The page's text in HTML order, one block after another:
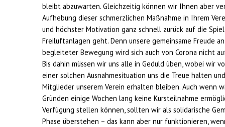
bleibt abzuwarten. Gleichzeitig können wir Ihnen aber
Aufhebung dieser schmerzlichen Maßnahme in Ihrem
und höchster Motivation ganz schnell zurück auf die
Freiluftanlagen geht. Denn unsere gemeinsame Freude
begleiteter Bewegung wird sich auch von Corona nicht
Bis dahin müssen wir uns alle in Geduld üben, wobei wir
einer solchen Ausnahmesituation uns die Treue halten
Mitglieder unserem Verein erhalten bleiben. Auch wenn
Gründen einige Wochen lang keine Kursteilnahme
Verfügung stellen können, sollten wir als solidarische
Phase überstehen – das kann aber nur funktionieren,